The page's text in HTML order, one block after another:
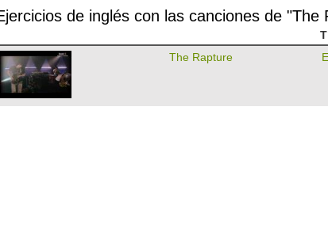
de inglés con las canciones de "The
The Rapture